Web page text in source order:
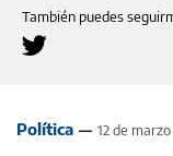
También puedes
Política 12 de